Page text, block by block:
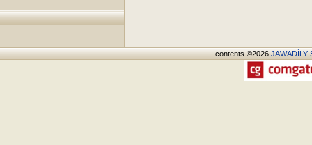
contents ©2026JAWADÍLY